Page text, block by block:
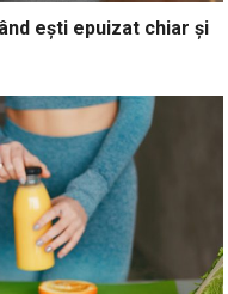
ești epuizat chiar și